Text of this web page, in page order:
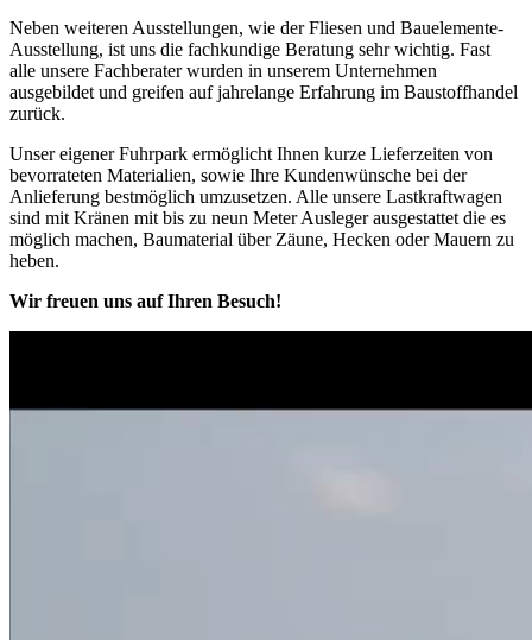
Neben weiteren Ausstellungen, wie der Fliesen und Bauelemente-
Ausstellung, ist uns die fachkundige Beratung sehr wichtig. Fast
alle unsere Fachberater wurden in unserem Unternehmen
ausgebildet und greifen auf jahrelange Erfahrung im Baustoffhandel
zurück.
Unser eigener Fuhrpark ermöglicht Ihnen kurze Lieferzeiten von
bevorrateten Materialien, sowie Ihre Kundenwünsche bei der
Anlieferung bestmöglich umzusetzen. Alle unsere Lastkraftwagen
sind mit Kränen mit bis zu neun Meter Ausleger ausgestattet die es
möglich machen, Baumaterial über Zäune, Hecken oder Mauern zu
heben.
Wir freuen uns auf Ihren Besuch!